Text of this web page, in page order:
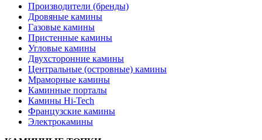
Производители (бренды)
Дровяные камины
Газовые камины
Пристенные камины
Угловые камины
Двухсторонние камины
Центральные (островные) камины
Мраморные камины
Каминные порталы
Камины Hi-Tech
Французские камины
Электрокамины